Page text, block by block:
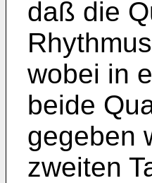
daß die
wobei in
beide
gegeben
zweiten